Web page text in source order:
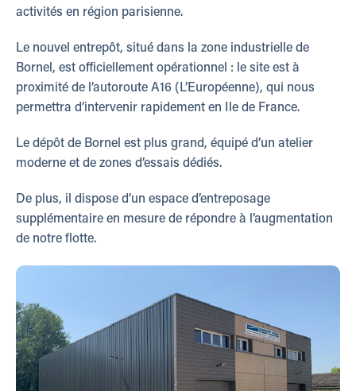
activités en région parisienne.
Le nouvel entrepôt, situé dans la zone industrielle de
Bornel, est officiellement opérationnel : le site est à
proximité de l’autoroute A16 (L’Européenne), qui nous
permettra d’intervenir rapidement en Ile de France.
Le dépôt de Bornel est plus grand, équipé d’un atelier
moderne et de zones d’essais dédiés.
De plus, il dispose d’un espace d’entreposage
supplémentaire en mesure de répondre à l’augmentation
de notre flotte.